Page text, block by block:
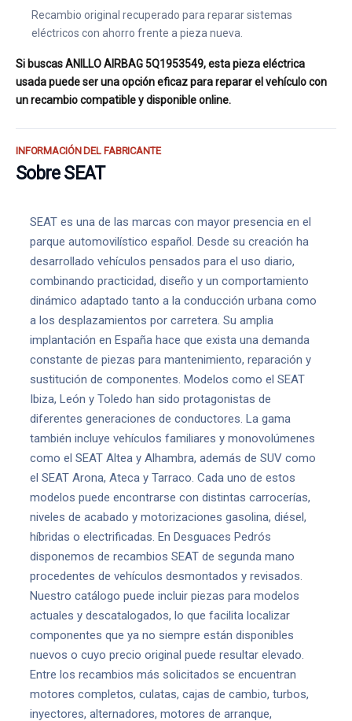
Recambio original recuperado para reparar sistemas
eléctricos con ahorro frente a pieza nueva.
Si buscas ANILLO AIRBAG 5Q1953549, esta pieza eléctrica
usada puede ser una opción eficaz para reparar el vehículo con
un recambio compatible y disponible online.
INFORMACIÓN DEL FABRICANTE
Sobre SEAT
SEAT es una de las marcas con mayor presencia en el
parque automovilístico español. Desde su creación ha
desarrollado vehículos pensados para el uso diario,
combinando practicidad, diseño y un comportamiento
dinámico adaptado tanto a la conducción urbana como
a los desplazamientos por carretera. Su amplia
implantación en España hace que exista una demanda
constante de piezas para mantenimiento, reparación y
sustitución de componentes. Modelos como el SEAT
Ibiza, León y Toledo han sido protagonistas de
diferentes generaciones de conductores. La gama
también incluye vehículos familiares y monovolúmenes
como el SEAT Altea y Alhambra, además de SUV como
el SEAT Arona, Ateca y Tarraco. Cada uno de estos
modelos puede encontrarse con distintas carrocerías,
niveles de acabado y motorizaciones gasolina, diésel,
híbridas o electrificadas. En Desguaces Pedrós
disponemos de recambios SEAT de segunda mano
procedentes de vehículos desmontados y revisados.
Nuestro catálogo puede incluir piezas para modelos
actuales y descatalogados, lo que facilita localizar
componentes que ya no siempre están disponibles
nuevos o cuyo precio original puede resultar elevado.
Entre los recambios más solicitados se encuentran
motores completos, culatas, cajas de cambio, turbos,
inyectores, alternadores, motores de arranque,